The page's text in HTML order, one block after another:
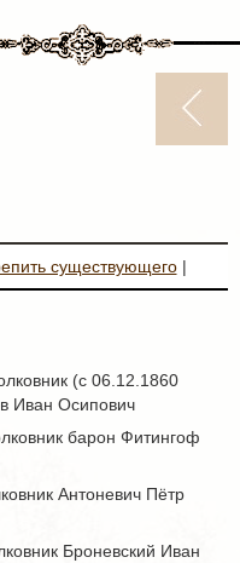
существующего|
(с 06.12.1860
Иван Осипович
барон Фитингоф
Антоневич Пётр
Броневский Иван